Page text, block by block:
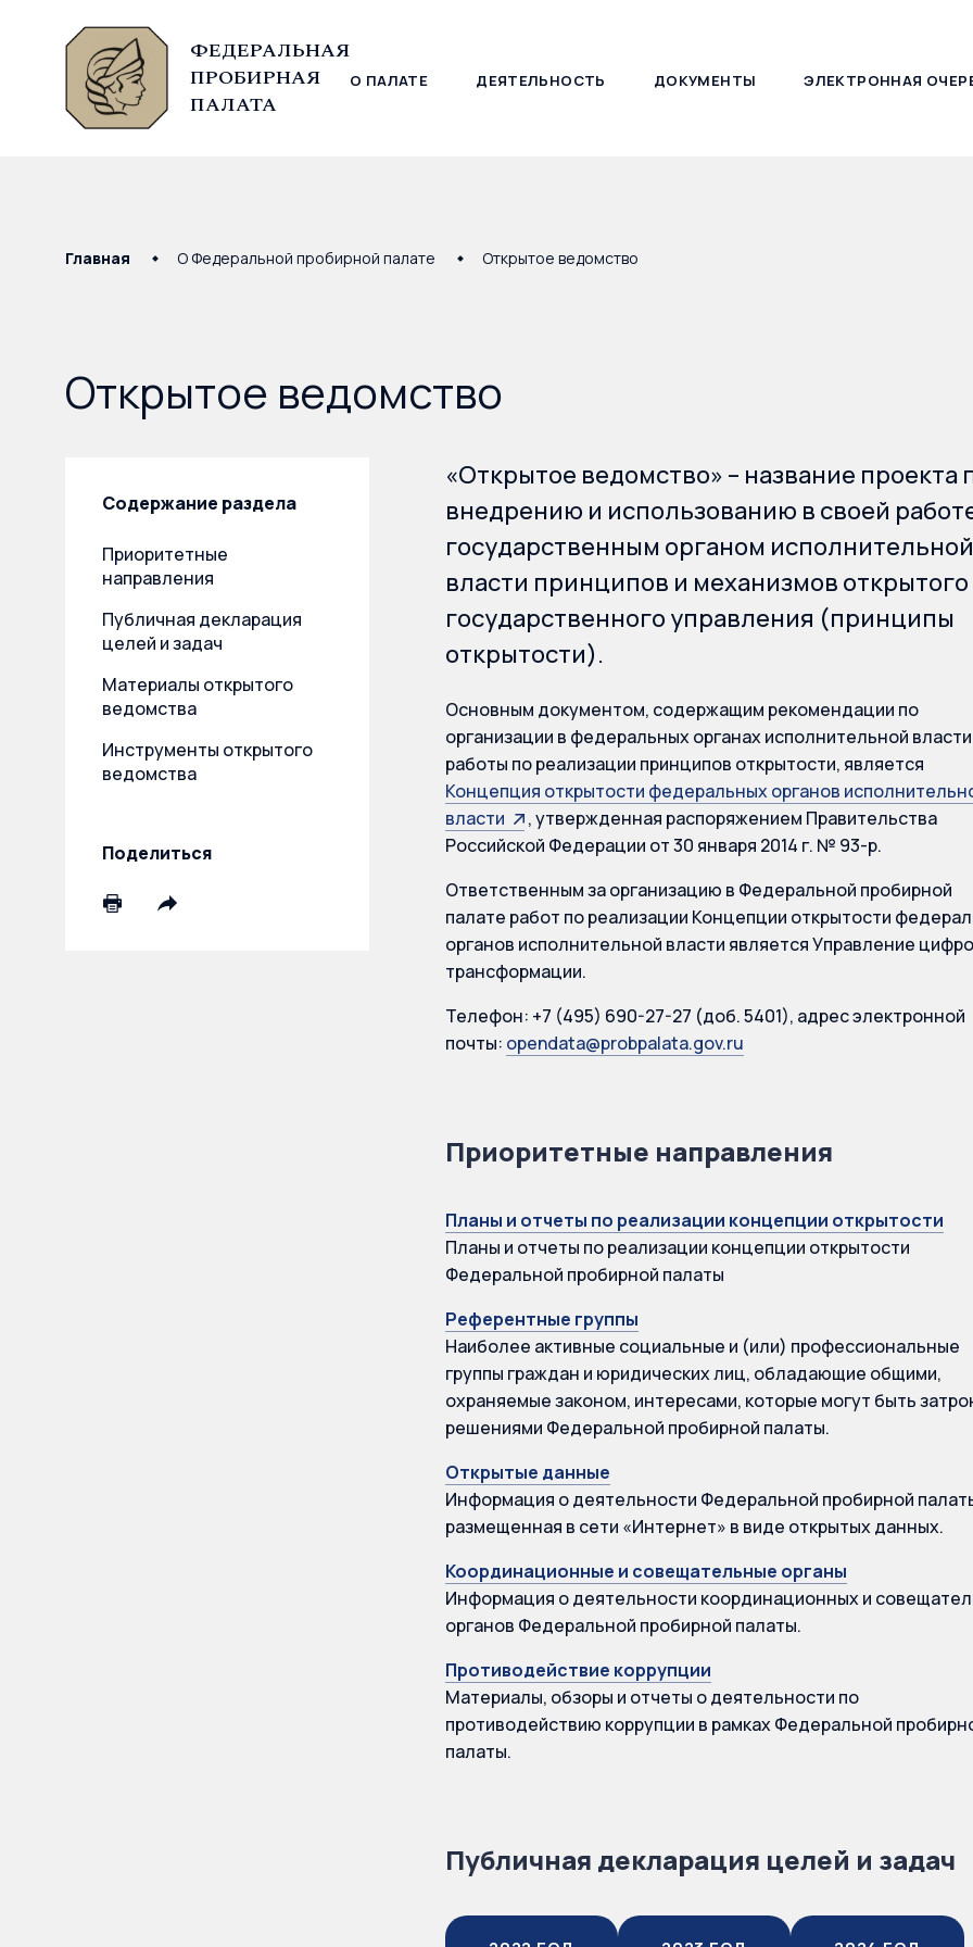
ФЕДЕРАЛЬНАЯ
ПРОБИРНАЯ
ПАЛАТА
О ПАЛАТЕ ДЕЯТЕЛЬНОСТЬ ДОКУМЕНТЫ ЭЛЕКТРОННАЯ
© Федеральная пробирная палата, 2026
Главная О Федеральной пробирной палате Открытое ведомство
Открытое ведомство
Содержание раздела
Приоритетные
направления
Публичная декларация
целей и задач
Материалы открытого
ведомства
Инструменты открытого
ведомства
Поделиться
«Открытое ведомство» – название проекта
внедрению и использованию в своей
государственным органом исполнительной
власти принципов и механизмов открытого
государственного управления (принципы
открытости).
Основным документом, содержащим рекомендации по
организации в федеральных органах исполнительной власти
работы по реализации принципов открытости, является
Концепция открытости федеральных органов
власти
, утвержденная распоряжением Правительства
Российской Федерации от 30 января 2014 г. № 93-р.
Ответственным за организацию в Федеральной пробирной
палате работ по реализации Концепции открытости
органов исполнительной власти является Управление
трансформации.
Телефон: +7 (495) 690-27-27 (доб. 5401), адрес электронной
почты: opendata@probpalata.gov.ru
Приоритетные направления
Планы и отчеты по реализации концепции открытости
Планы и отчеты по реализации концепции открытости
Федеральной пробирной палаты
Референтные группы
Наиболее активные социальные и (или) профессиональные
группы граждан и юридических лиц, обладающие общими,
охраняемые законом, интересами, которые могут быть
решениями Федеральной пробирной палаты.
Открытые данные
Информация о деятельности Федеральной пробирной
размещенная в сети «Интернет» в виде открытых данных.
Координационные и совещательные органы
Информация о деятельности координационных и
органов Федеральной пробирной палаты.
Противодействие коррупции
Материалы, обзоры и отчеты о деятельности по
противодействию коррупции в рамках Федеральной
палаты.
Публичная декларация целей и задач